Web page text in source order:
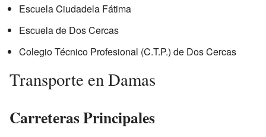
Escuela Ciudadela Fátima
Escuela de Dos Cercas
Colegio Técnico Profesional (C.T.P.) de Dos Cercas
Transporte en Damas
Carreteras Principales